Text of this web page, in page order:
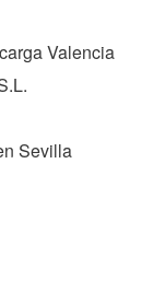
Valencia
Sevilla